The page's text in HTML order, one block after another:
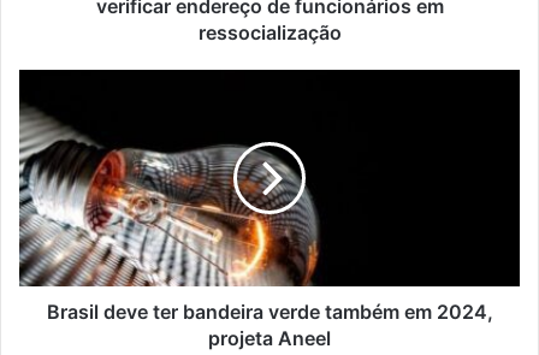
verificar endereço de funcionários em
ressocialização
deve
ter
bandeira
verde
também
em
2024,
projeta
AneelBrasil deve ter bandeira verde também em 2024,
projeta Aneel